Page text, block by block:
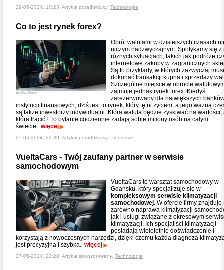
29-05-2024, 10:23, Artykuł poradnikowy, Technologie
Co to jest rynek forex?
Adobe Stock
Obrót walutami w dzisiejszych czasach
niczym nadzwyczajnym. Spotykamy się z
różnych sytuacjach, takich jak podróże
internetowe zakupy w zagranicznych
Są to przykłady, w których zazwyczaj
dokonać transakcji kupna i sprzedaży
Szczególne miejsce w obrocie
zajmuje jednak rynek forex. Kiedyś
zarezerwowany dla największych
instytucji finansowych, dziś jest to rynek, który tętni życiem, a jego ważną
są także inwestorzy indywidualni. Która waluta będzie zyskiwać na wartości,
która tracić? To pytanie codziennie zadają sobie miliony osób na całym
świecie. więcej
27-05-2024, 22:39, Artykuł poradnikowy, Pieniądze
VueltaCars - Twój zaufany partner w serwisie
samochodowym
VueltaCars to warsztat samochodowy w
Gdańsku, który specjalizuje się w
kompleksowym serwisie klimatyzacji
samochodowej. W ofercie firmy znajduje
zarówno naprawa klimatyzacji
jak i usługi związane z okresowym
klimatyzacji. Ich specjaliści klimatyzacji
posiadają wieloletnie doświadczenie i
korzystają z nowoczesnych narzędzi, dzięki czemu każda diagnoza
jest precyzyjna i szybka. więcej
27-05-2024, 22:28, Artykuł sponsorowany, Technologie